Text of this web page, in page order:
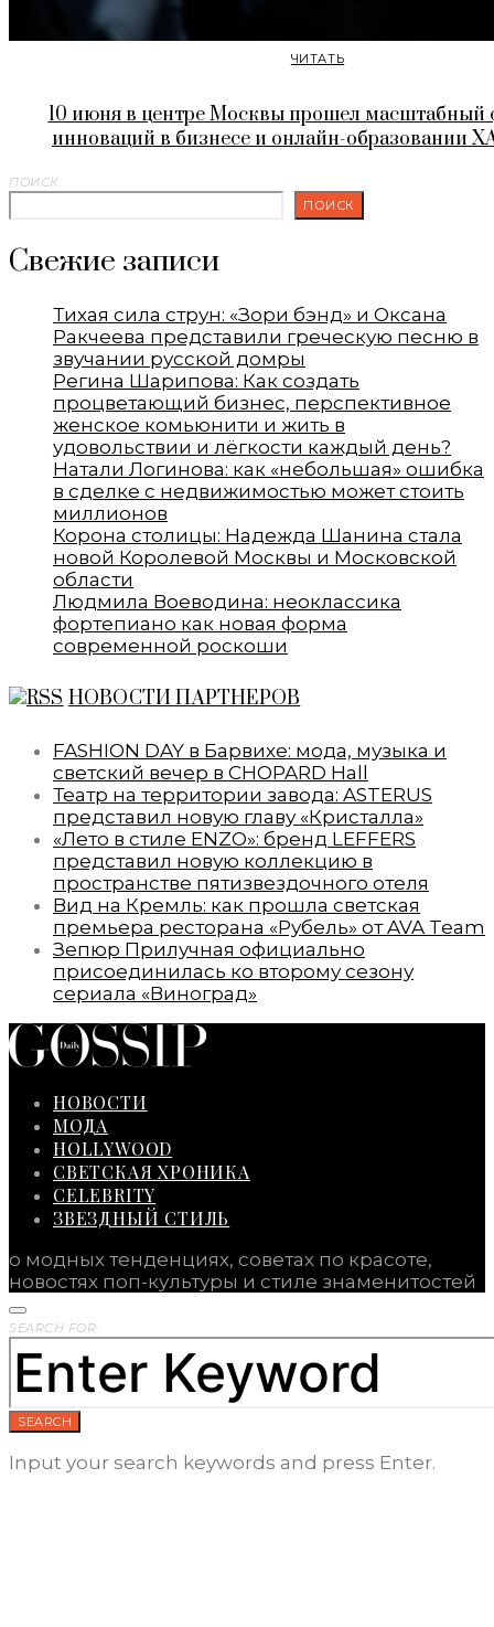
ЧИТАТЬ
10 июня в центре Москвы прошел масштабный
инноваций в бизнесе и онлайн-образовании
ПОИСК
ПОИСК
Свежие записи
Тихая сила струн: «Зори бэнд» и Оксана
Ракчеева представили греческую песню в
звучании русской домры
Регина Шарипова: Как создать
процветающий бизнес, перспективное
женское комьюнити и жить в
удовольствии и лёгкости каждый день?
Натали Логинова: как «небольшая» ошибка
в сделке с недвижимостью может стоить
миллионов
Корона столицы: Надежда Шанина стала
новой Королевой Москвы и Московской
области
Людмила Воеводина: неоклассика
фортепиано как новая форма
современной роскоши
НОВОСТИ ПАРТНЕРОВ
FASHION DAY в Барвихе: мода, музыка и
светский вечер в CHOPARD Hall
Театр на территории завода: ASTERUS
представил новую главу «Кристалла»
«Лето в стиле ENZO»: бренд LEFFERS
представил новую коллекцию в
пространстве пятизвездочного отеля
Вид на Кремль: как прошла светская
премьера ресторана «Рубель» от AVA Team
Зепюр Прилучная официально
присоединилась ко второму сезону
сериала «Виноград»
НОВОСТИ
МОДА
HOLLYWOOD
СВЕТСКАЯ ХРОНИКА
CELEBRITY
ЗВЕЗДНЫЙ СТИЛЬ
о модных тенденциях, советах по красоте,
новостях поп-культуры и стиле знаменитостей
SEARCH FOR:
SEARCH
Input your search keywords and press Enter.